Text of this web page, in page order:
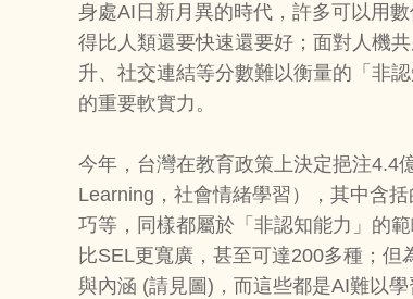
身處AI日新月異的時代，許多可以用
得比人類還要快速還要好；面對人機
升、社交連結等分數難以衡量的「非
的重要軟實力。
今年，台灣在教育政策上決定挹注4.4
Learning，社會情緒學習），其中含
巧等，同樣都屬於「非認知能力」的
比SEL更寬廣，甚至可達200多種；
與內涵 (請見圖)，而這些都是AI難以